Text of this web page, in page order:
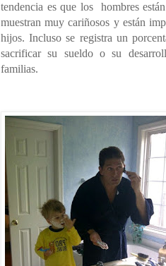
tendencia es que los
hombres
muestran muy cariñosos y están
hijos. Incluso se registra un
sacrificar su sueldo o su
familias.